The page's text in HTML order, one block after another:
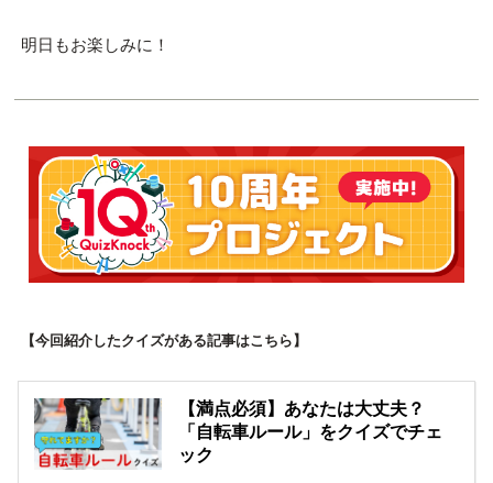
明日もお楽しみに！
【今回紹介したクイズがある記事はこちら】
【満点必須】あなたは大丈夫？
「自転車ルール」をクイズでチェ
ック